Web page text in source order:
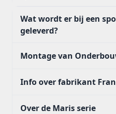
Wat wordt er bij een
geleverd?
Montage van
Info over fabrikant
Over de Maris serie